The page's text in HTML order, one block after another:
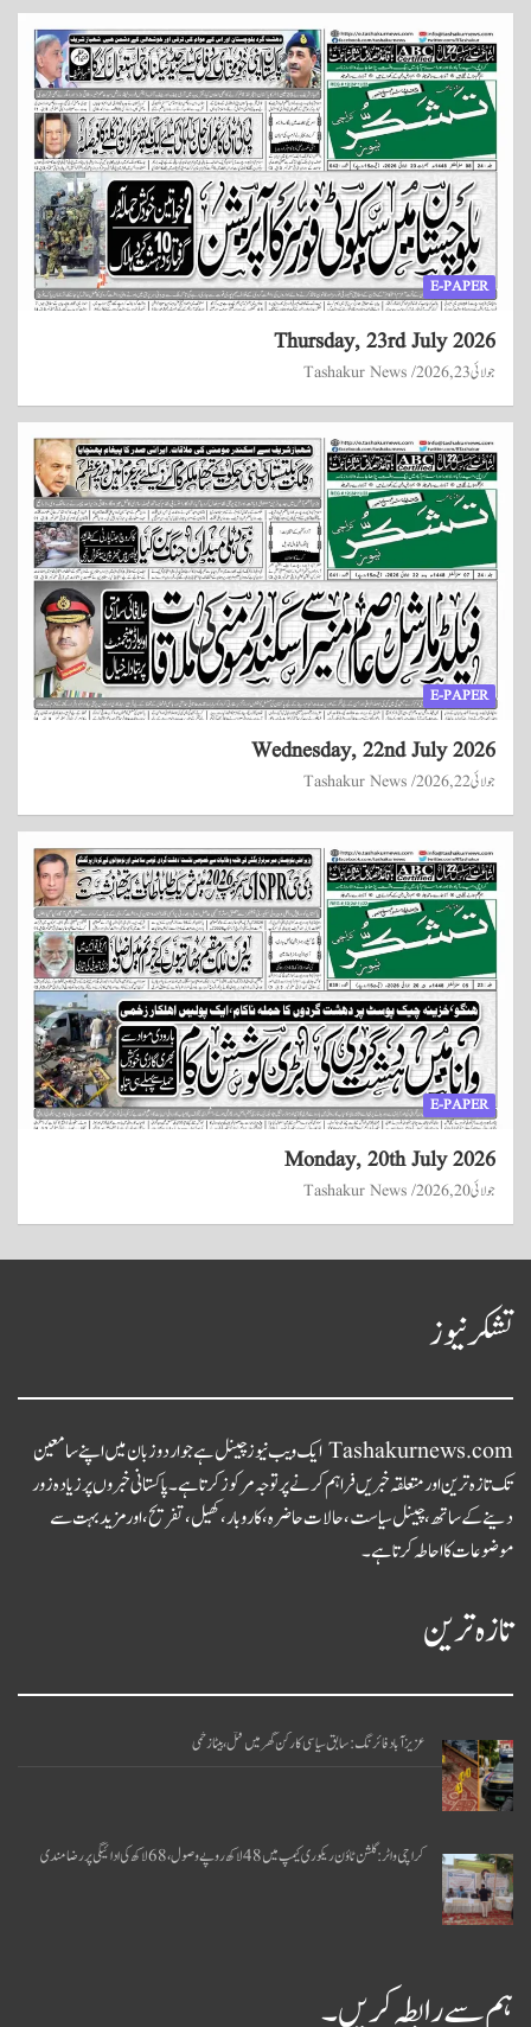
E-PAPER
Thursday, 23rd July 2026
جولائی 23, 2026 Tashakur News
E-PAPER
Wednesday, 22nd July 2026
جولائی 22, 2026 Tashakur News
E-PAPER
Monday, 20th July 2026
جولائی 20, 2026 Tashakur News
تشکر نیوز
Tashakurnews.com ایک ویب نیوز چینل ہے جو اردو زبان میں اپنے سامعین
تک تازہ ترین اور متعلقہ خبریں فراہم کرنے پر توجہ مرکوز کرتا ہے۔ پاکستانی خبروں پر زیادہ زور
دینے کے ساتھ، چینل سیاست، حالات حاضرہ، کاروبار، کھیل، تفریح، اور مزید بہت سے
موضوعات کا احاطہ کرتا ہے۔
تازہ ترین
عزیز آباد فائرنگ: سابق سیاسی کارکن گھر میں قتل، بیٹا زخمی
کراچی واٹر: گلشن ٹاؤن ریکوری کیمپ میں 48 لاکھ روپے وصول، 68 لاکھ کی ادائیگی پر رضامندی
ہم سے رابطہ کریں۔